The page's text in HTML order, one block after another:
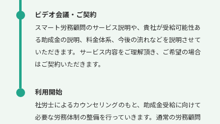
ビデオ会議・ご契約
スマート労務顧問のサービス説明や、貴社が受給可能性あ
る助成金の説明、料金体系、今後の流れなどを説明させて
いただきます。サービス内容をご理解頂き、ご希望の場合
はご契約いただきます。
利用開始
社労士によるカウンセリングのもと、助成金受給に向けて
必要な労務体制の整備を行っていきます。通常の労務顧問